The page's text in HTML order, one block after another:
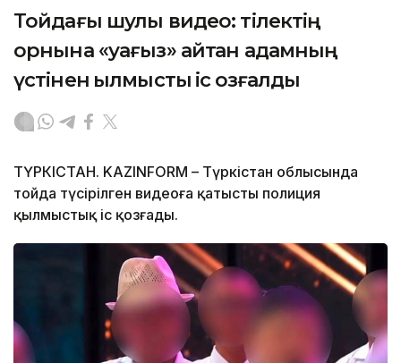
Тойдағы шулы видео: тілектің
орнына «уағыз» айтқан адамның
үстінен қылмыстық іс қозғалды
ТҮРКІСТАН. KAZINFORM – Түркістан облысында
тойда түсірілген видеоға қатысты полиция
қылмыстық іс қозғады.